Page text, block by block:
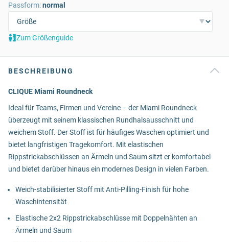
Passform:normal
Zum Größenguide
BESCHREIBUNG
CLIQUE Miami Roundneck
Ideal für Teams, Firmen und Vereine – der Miami Roundneck
überzeugt mit seinem klassischen Rundhalsausschnitt und
weichem Stoff. Der Stoff ist für häufiges Waschen optimiert und
bietet langfristigen Tragekomfort. Mit elastischen
Rippstrickabschlüssen an Ärmeln und Saum sitzt er komfortabel
und bietet darüber hinaus ein modernes Design in vielen Farben.
Weich-stabilisierter Stoff mit Anti-Pilling-Finish für hohe
Waschintensität
Elastische 2x2 Rippstrickabschlüsse mit Doppelnähten an
Ärmeln und Saum